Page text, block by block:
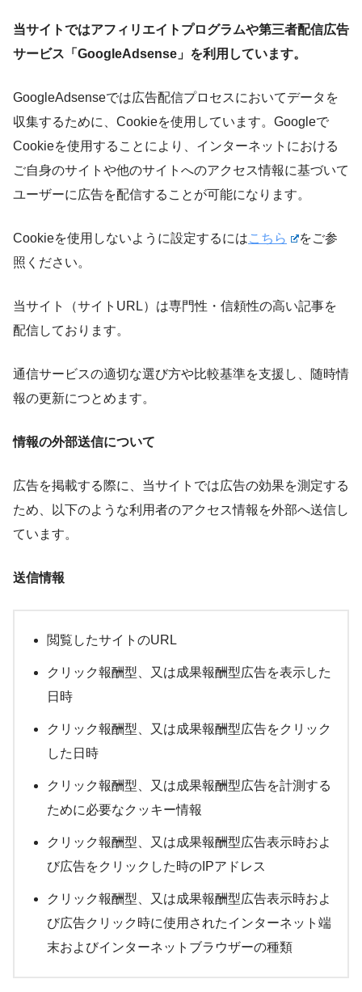
当サイトではアフィリエイトプログラムや第三者配信広告
サービス「GoogleAdsense」を利用しています。
GoogleAdsenseでは広告配信プロセスにおいてデータを
収集するために、Cookieを使用しています。Googleで
Cookieを使用することにより、インターネットにおける
ご自身のサイトや他のサイトへのアクセス情報に基づいて
ユーザーに広告を配信することが可能になります。
Cookieを使用しないように設定するにはこちら
をご参
照ください。
当サイト（サイトURL）は専門性・信頼性の高い記事を
配信しております。
通信サービスの適切な選び方や比較基準を支援し、随時情
報の更新につとめます。
情報の外部送信について
広告を掲載する際に、当サイトでは広告の効果を測定する
ため、以下のような利用者のアクセス情報を外部へ送信し
ています。
送信情報
閲覧したサイトのURL
クリック報酬型、又は成果報酬型広告を表示した
日時
クリック報酬型、又は成果報酬型広告をクリック
した日時
クリック報酬型、又は成果報酬型広告を計測する
ために必要なクッキー情報
クリック報酬型、又は成果報酬型広告表示時およ
び広告をクリックした時のIPアドレス
クリック報酬型、又は成果報酬型広告表示時およ
び広告クリック時に使用されたインターネット端
末およびインターネットブラウザーの種類